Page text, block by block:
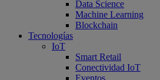
Data Science
Machine Learning
Blockchain
Tecnologías
IoT
Smart Retail
Conectividad IoT
Eventos